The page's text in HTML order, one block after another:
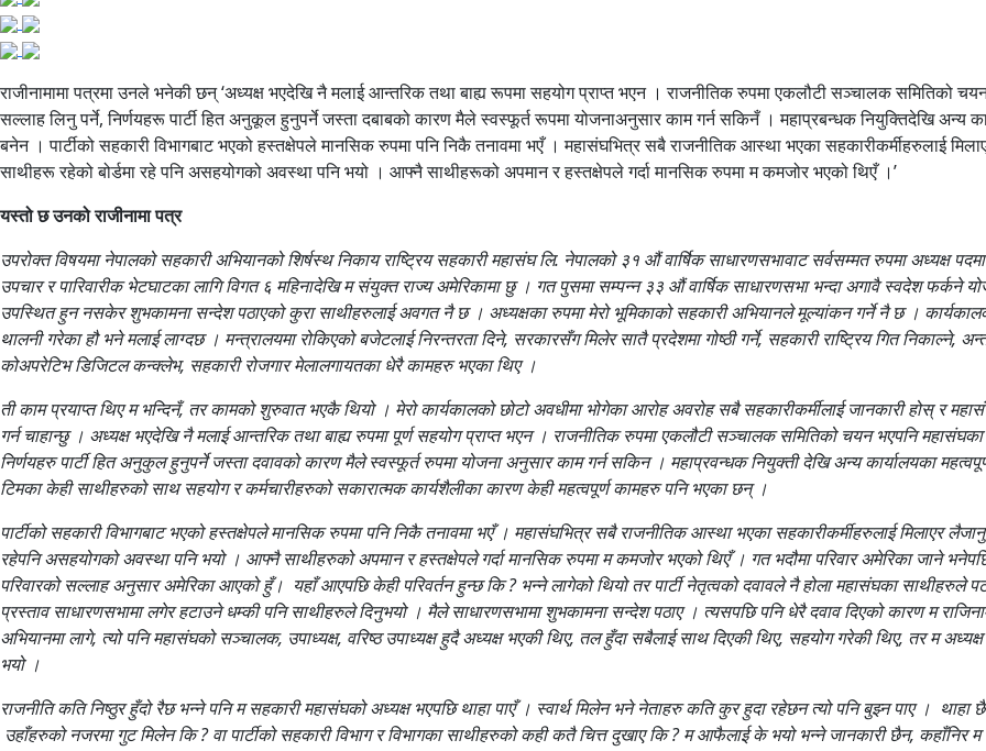
राजीनामामा पत्रमा उनले भनेकी छन् ‘अध्यक्ष भएदेखि नै मलाई आन्तरिक तथा बाह्य रूपमा सहयोग प्राप्त भएन । राजनीतिक रुपमा एकलौटी सञ्चालक समितिको
सल्लाह लिनु पर्ने, निर्णयहरू पार्टी हित अनुकूल हुनुपर्ने जस्ता दबाबको कारण मैले स्वस्फूर्त रूपमा योजनाअनुसार काम गर्न सकिनँ । महाप्रबन्धक नियुक्तिदेखि अन्य
बनेन । पार्टीको सहकारी विभागबाट भएको हस्तक्षेपले मानसिक रुपमा पनि निकै तनावमा भएँ । महासंघभित्र सबै राजनीतिक आस्था भएका सहकारीकर्मीहरुलाई
साथीहरू रहेको बोर्डमा रहे पनि असहयोगको अवस्था पनि भयो । आफ्नै साथीहरूको अपमान र हस्तक्षेपले गर्दा मानसिक रुपमा म कमजोर भएको थिएँ ।’
यस्तो छ उनको राजीनामा पत्र
उपरोक्त विषयमा नेपालको सहकारी अभियानको शिर्षस्थ निकाय राष्ट्रिय सहकारी महासंघ लि. नेपालको ३१ औं वार्षिक साधारणसभावाट सर्वसम्मत रुपमा अध्यक्ष
उपचार र पारिवारीक भेटघाटका लागि विगत ६ महिनादेखि म संयुक्त राज्य अमेरिकामा छु । गत पुसमा सम्पन्न ३३ औं वार्षिक साधारणसभा भन्दा अगावै स्वदेश
उपस्थित हुन नसकेर शुभकामना सन्देश पठाएको कुरा साथीहरुलाई अवगत नै छ । अध्यक्षका रुपमा मेरो भूमिकाको सहकारी अभियानले मूल्यांकन गर्ने नै छ ।
थालनी गरेका हौ भने मलाई लाग्दछ । मन्त्रालयमा रोकिएको बजेटलाई निरन्तरता दिने, सरकारसँग मिलेर सातै प्रदेशमा गोष्ठी गर्ने, सहकारी राष्ट्रिय गित निकाल्ने,
कोअपरेटिभ डिजिटल कन्क्लेभ, सहकारी रोजगार मेलालगायतका धेरै कामहरु भएका थिए ।
ती काम प्रयाप्त थिए म भन्दिनँ, तर कामको शुरुवात भएकै थियो । मेरो कार्यकालको छोटो अवधीमा भोगेका आरोह अवरोह सबै सहकारीकर्मीलाई जानकारी होस् र
गर्न चाहान्छु । अध्यक्ष भएदेखि नै मलाई आन्तरिक तथा बाह्य रुपमा पूर्ण सहयोग प्राप्त भएन । राजनीतिक रुपमा एकलौटी सञ्चालक समितिको चयन भएपनि महासंघका
निर्णयहरु पार्टी हित अनुकुल हुनुपर्ने जस्ता दवावको कारण मैले स्वस्फूर्त रुपमा योजना अनुसार काम गर्न सकिन । महाप्रवन्धक नियुक्ती देखि अन्य कार्यालयका
टिमका केही साथीहरुको साथ सहयोग र कर्मचारीहरुको सकारात्मक कार्यशैलीका कारण केही महत्वपूर्ण कामहरु पनि भएका छन् ।
पार्टीको सहकारी विभागबाट भएको हस्तक्षेपले मानसिक रुपमा पनि निकै तनावमा भएँ । महासंघभित्र सबै राजनीतिक आस्था भएका सहकारीकर्मीहरुलाई मिलाएर
रहेपनि असहयोगको अवस्था पनि भयो । आफ्नै साथीहरुको अपमान र हस्तक्षेपले गर्दा मानसिक रुपमा म कमजोर भएको थिएँ । गत भदौमा परिवार अमेरिका जाने
परिवारको सल्लाह अनुसार अमेरिका आएको हुँ। यहाँ आएपछि केही परिवर्तन हुन्छ कि ? भन्ने लागेको थियो तर पार्टी नेतृत्वको दवावले नै होला महासंघका साथीहरुले
प्रस्ताव साधारणसभामा लगेर हटाउने धम्की पनि साथीहरुले दिनुभयो । मैले साधारणसभामा शुभकामना सन्देश पठाए । त्यसपछि पनि धेरै दवाव दिएको कारण म
अभियानमा लागे, त्यो पनि महासंघको सञ्चालक, उपाध्यक्ष, वरिष्ठ उपाध्यक्ष हुदै अध्यक्ष भएकी थिए, तल हुँदा सबैलाई साथ दिएकी थिए, सहयोग गरेकी थिए, तर म
भयो ।
राजनीति कति निष्ठुर हुँदो रैछ भन्ने पनि म सहकारी महासंघको अध्यक्ष भएपछि थाहा पाएँ । स्वार्थ मिलेन भने नेताहरु कति कुर हुदा रहेछन त्यो पनि बुझ्न पाए । थाहा
उहाँहरुको नजरमा गुट मिलेन कि ? वा पार्टीको सहकारी विभाग र विभागका साथीहरुको कही कतै चित्त दुखाए कि ? म आफैलाई के भयो भन्ने जानकारी छैन,